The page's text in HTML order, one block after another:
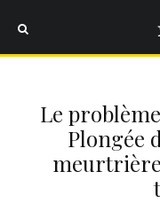
Le
Plongée